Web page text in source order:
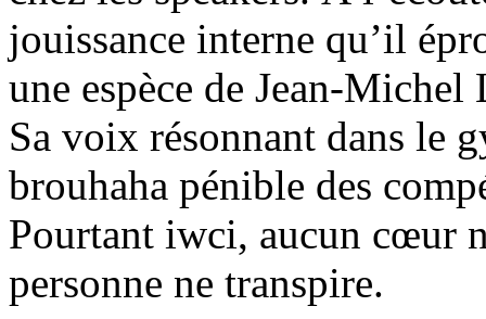
jouissance interne qu’il
une espèce de Jean-
Sa voix résonnant dans le
brouhaha pénible des
Pourtant iwci, aucun cœur
personne ne transpire.